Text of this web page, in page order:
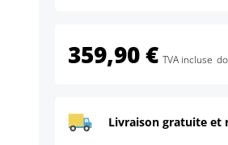
359,90 € TVA incluse
Livraison gratuite et